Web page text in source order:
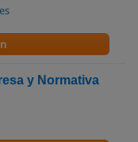
y Normativa